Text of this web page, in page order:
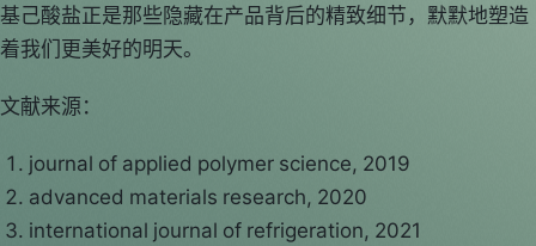
基己酸盐正是那些隐藏在产品背后的精致细节，默默地塑造
着我们更美好的明天。
文献来源：
journal of applied polymer science, 2019
advanced materials research, 2020
international journal of refrigeration, 2021